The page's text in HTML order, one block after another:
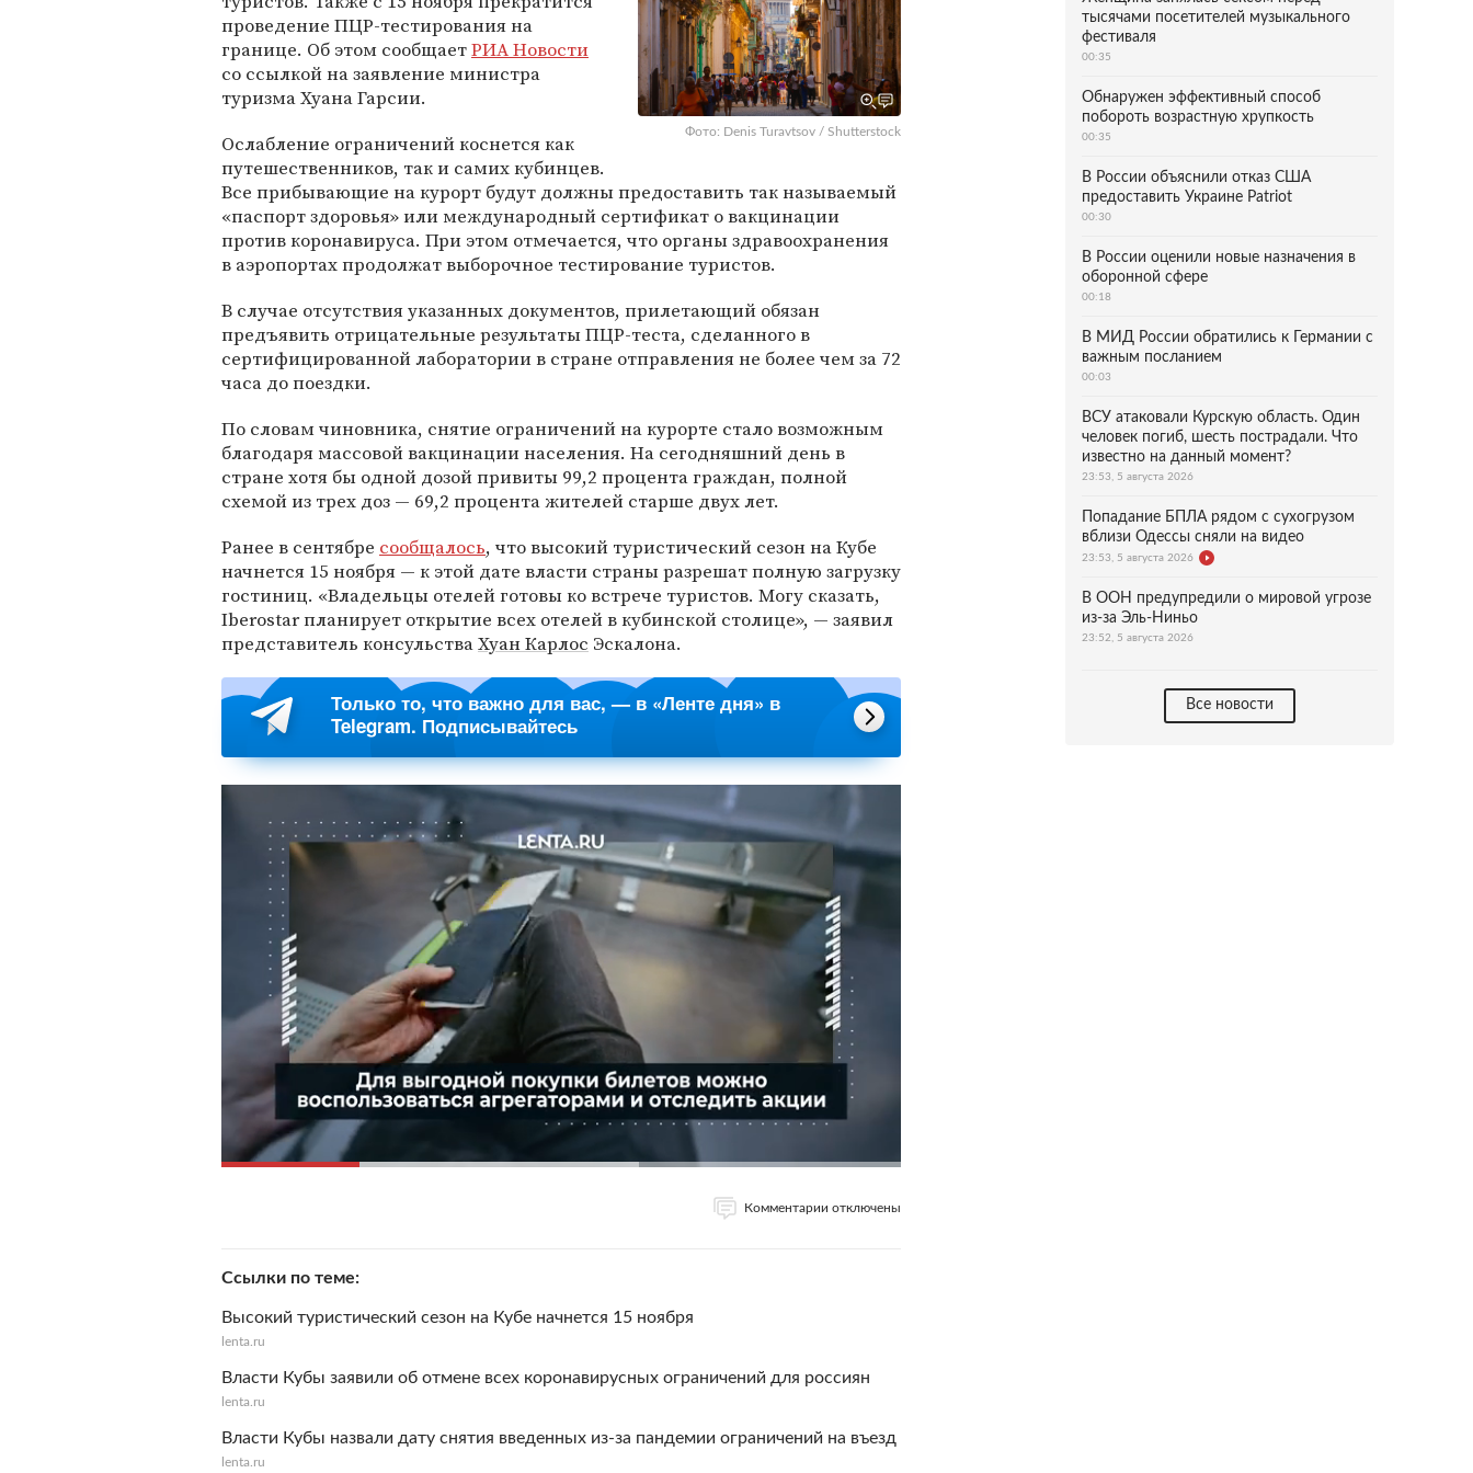
Фото: Denis Turavtsov / Shutterstock
проведение ПЦР-тестирования на
границе. Об этом сообщаетРИА Новости
со ссылкой на заявление министра
туризма Хуана Гарсии.
Ослабление ограничений коснется как
путешественников, так и самих кубинцев.
Все прибывающие на курорт будут должны предоставить так называемый
«паспорт здоровья» или международный сертификат о вакцинации
против коронавируса. При этом отмечается, что органы здравоохранения
в аэропортах продолжат выборочное тестирование туристов.
В случае отсутствия указанных документов, прилетающий обязан
предъявить отрицательные результаты ПЦР-теста, сделанного в
сертифицированной лаборатории в стране отправления не более чем за 72
часа до поездки.
По словам чиновника, снятие ограничений на курорте стало возможным
благодаря массовой вакцинации населения. На сегодняшний день в
стране хотя бы одной дозой привиты 99,2 процента граждан, полной
схемой из трех доз — 69,2 процента жителей старше двух лет.
Ранее в сентябре сообщалось, что высокий туристический сезон на Кубе
начнется 15 ноября — к этой дате власти страны разрешат полную загрузку
гостиниц. «Владельцы отелей готовы ко встрече туристов. Могу сказать,
Iberostar планирует открытие всех отелей в кубинской столице», — заявил
представитель консульстваХуан Карлос Эскалона.
Только то, что важно для вас, — в «Ленте дня» в
Telegram. Подписывайтесь
Комментарии отключены
Ссылки по теме
Высокий туристический сезон на Кубе начнется 15 ноября
lenta.ru
Власти Кубы заявили об отмене всех коронавирусных ограничений для россиян
lenta.ru
Власти Кубы назвали дату снятия введенных из-за пандемии ограничений на въезд
lenta.ru
тысячами посетителей музыкального
фестиваля
00:35
Обнаружен эффективный способ
побороть возрастную хрупкость
00:35
В России объяснили отказ США
предоставить Украине Patriot
00:30
В России оценили новые назначения в
оборонной сфере
00:18
В МИД России обратились к Германии с
важным посланием
00:03
ВСУ атаковали Курскую область. Один
человек погиб, шесть пострадали. Что
известно на данный момент?
23:53, 5 августа 2026
Попадание БПЛА рядом с сухогрузом
вблизи Одессы сняли на видео
23:53, 5 августа 2026
В ООН предупредили о мировой угрозе
из-за Эль-Ниньо
23:52, 5 августа 2026
Все новости